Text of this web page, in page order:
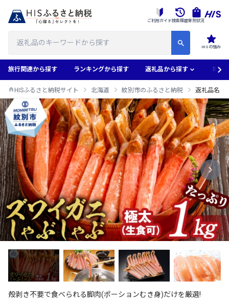
HISの強み
ご利用ガイド検索履歴寄附状況
旅行関連から探す ランキングから探す 返礼品から探す 地域
HISふるさと納税サイト 北海道 紋別市のふるさと納税 返礼品名
殻剥き不要で食べられる脚肉(ポーションむき身)だけを厳選!